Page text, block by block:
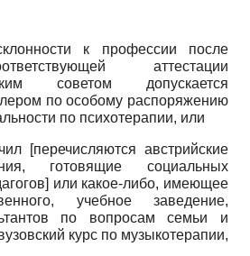
к профессии после
аттестации
советом допускается
по особому распоряжению
по психотерапии, или
австрийские
готовящие социальных
или какое-либо, имеющее
учебное заведение,
по вопросам семьи и
курс по музыкотерапии,